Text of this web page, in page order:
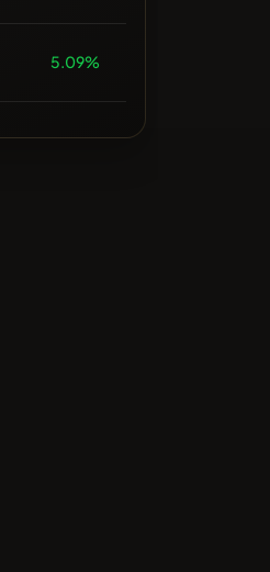
5.09%